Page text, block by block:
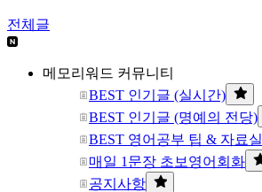
전체글
메모리워드 커뮤니티
BEST 인기글 (실시간)
BEST 인기글 (명예의 전당)
BEST 영어공부 팁 & 자료실
매일 1문장 초보영어회화
공지사항